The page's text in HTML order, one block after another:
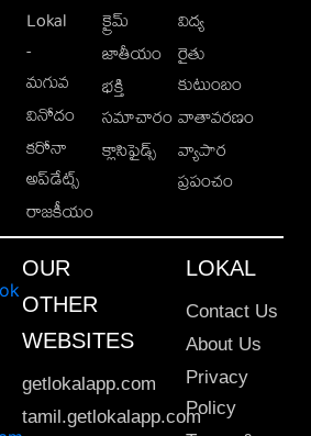
Lokal
-
మగువ
వినోదం
కరోనా
అప్‌డేట్స్
రాజకీయం
క్రైమ్
జాతీయం
భక్తి
సమాచారం
క్లాసిఫైడ్స్
విద్య
రైతు
కుటుంబం
వాతావరణం
వ్యాపార
ప్రపంచం
OUR
OTHER
WEBSITES
getlokalapp.com
tamil.getlokalapp.com
LOKAL
Contact Us
About Us
Privacy
Policy